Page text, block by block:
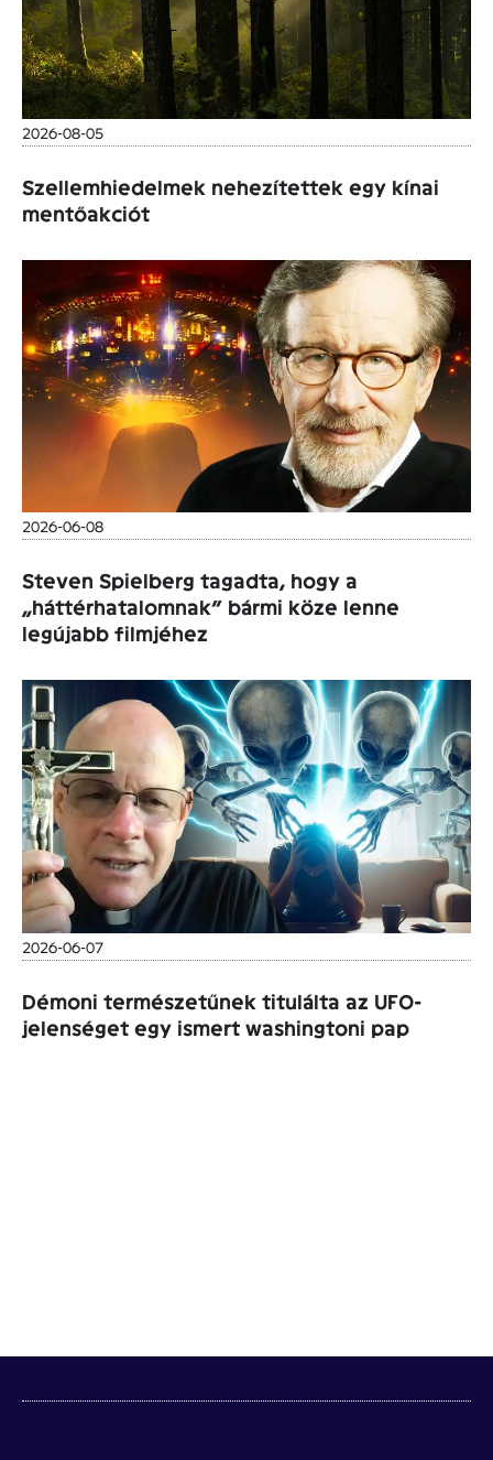
2026-08-05
Szellemhiedelmek nehezítettek egy kínai
mentőakciót
2026-06-08
Steven Spielberg tagadta, hogy a
„háttérhatalomnak” bármi köze lenne
legújabb filmjéhez
2026-06-07
Démoni természetűnek titulálta az UFO-
jelenséget egy ismert washingtoni pap